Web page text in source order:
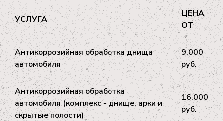
УСЛУГА
ЦЕНА
ОТ
Антикоррозийная обработка днища
автомобиля
9.000
руб.
Антикоррозийная обработка
автомобиля (комплекс - днище, арки и
скрытые полости)
16.000
руб.